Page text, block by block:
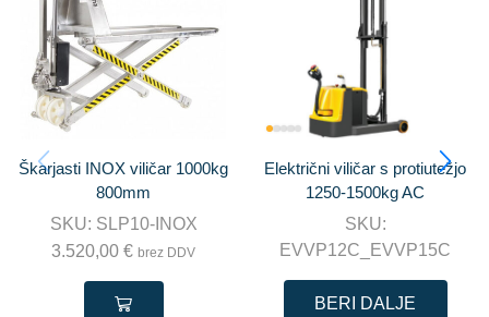
Škarjasti INOX viličar 1000kg
800mm
SKU: SLP10-INOX
3.520,00€ brez DDV
Električni viličar s protiutežjo
1250-1500kg AC
SKU:
EVVP12C_EVVP15C
BERI DALJE